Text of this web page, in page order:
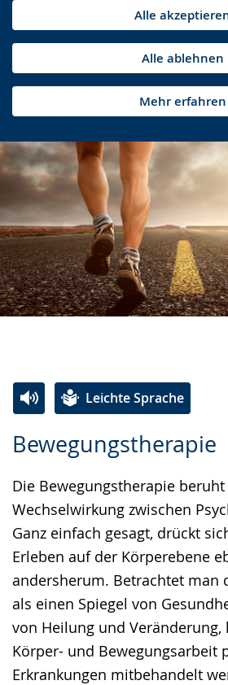
Alle
Alle ablehnen
Mehr erfahren
Bewegungstherapie
Die Bewegungstherapie
Wechselwirkung zwischen
Ganz einfach gesagt, drückt
Erleben auf der Körperebene
andersherum. Betrachtet man
als einen Spiegel von
von Heilung und Veränderung,
Körper- und Bewegungsarbeit
Erkrankungen mitbehandelt
Leichte Sprache
Leichten
wechseln.
Audio-
Video
Deutscher
Gebärdensprache
wird
angezeigt.